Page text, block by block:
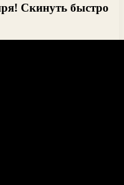
Скинуть быстро